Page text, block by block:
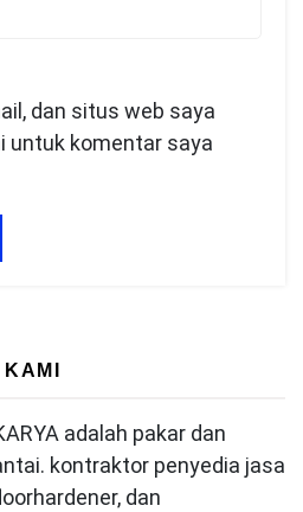
dan situs web saya
untuk komentar saya
adalah pakar dan
kontraktor penyedia jasa
dan